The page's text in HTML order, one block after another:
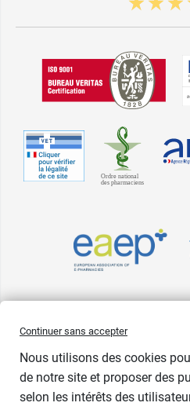
Pharma GDD adhère à la
européen Ecommerce
Continuer sans accepter
Nous utilisons des cookies
de notre site et proposer des
selon les intérêts des